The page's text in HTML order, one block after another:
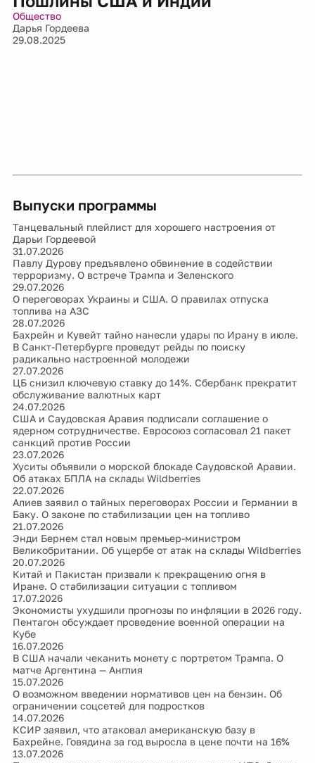
Общество
Дарья Гордеева
29.08.2025
Выпуски программы
Танцевальный плейлист для хорошего настроения от
Дарьи Гордеевой
31.07.2026
Павлу Дурову предъявлено обвинение в содействии
терроризму. О встрече Трампа и Зеленского
29.07.2026
О переговорах Украины и США. О правилах отпуска
топлива на АЗС
28.07.2026
Бахрейн и Кувейт тайно нанесли удары по Ирану в июле.
В Санкт-Петербурге проведут рейды по поиску
радикально настроенной молодежи
27.07.2026
ЦБ снизил ключевую ставку до 14%. Сбербанк прекратит
обслуживание валютных карт
24.07.2026
США и Саудовская Аравия подписали соглашение о
ядерном сотрудничестве. Евросоюз согласовал 21 пакет
санкций против России
23.07.2026
Хуситы объявили о морской блокаде Саудовской Аравии.
Об атаках БПЛА на склады Wildberries
22.07.2026
Алиев заявил о тайных переговорах России и Германии в
Баку. О законе по стабилизации цен на топливо
21.07.2026
Энди Бернем стал новым премьер-министром
Великобритании. Об ущербе от атак на склады Wildberries
20.07.2026
Китай и Пакистан призвали к прекращению огня в
Иране. О стабилизации ситуации с топливом
17.07.2026
Экономисты ухудшили прогнозы по инфляции в 2026 году.
Пентагон обсуждает проведение военной операции на
Кубе
16.07.2026
В США начали чеканить монету с портретом Трампа. О
матче Аргентина — Англия
15.07.2026
О возможном введении нормативов цен на бензин. Об
ограничении соцсетей для подростков
14.07.2026
КСИР заявил, что атаковал американскую базу в
Бахрейне. Говядина за год выросла в цене почти на 16%
13.07.2026